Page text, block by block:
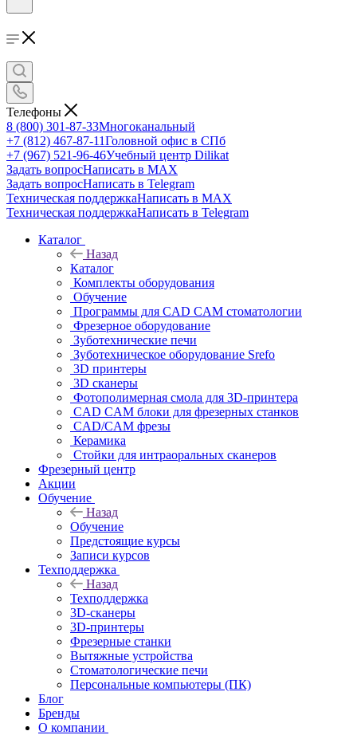
Телефоны
8 (800) 301-87-33Многоканальный
+7 (812) 467-87-11Головной офис в СПб
+7 (967) 521-96-46Учебный центр Dilikat
Задать вопросНаписать в MAX
Задать вопросНаписать в Telegram
Техническая поддержкаНаписать в MAX
Техническая поддержкаНаписать в Telegram
Каталог
Назад
Каталог
Комплекты оборудования
Обучение
Программы для CAD CAM стоматологии
Фрезерное оборудование
Зуботехнические печи
Зуботехническое оборудование Srefo
3D принтеры
3D сканеры
Фотополимерная смола для 3D-принтера
CAD CAM блоки для фрезерных станков
CAD/CAM фрезы
Керамика
Стойки для интраоральных сканеров
Фрезерный центр
Акции
Обучение
Назад
Обучение
Предстоящие курсы
Записи курсов
Техподдержка
Назад
Техподдержка
3D-сканеры
3D-принтеры
Фрезерные станки
Вытяжные устройства
Стоматологические печи
Персональные компьютеры (ПК)
Блог
Бренды
О компании